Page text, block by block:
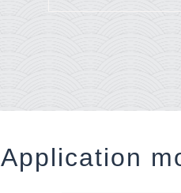
Application